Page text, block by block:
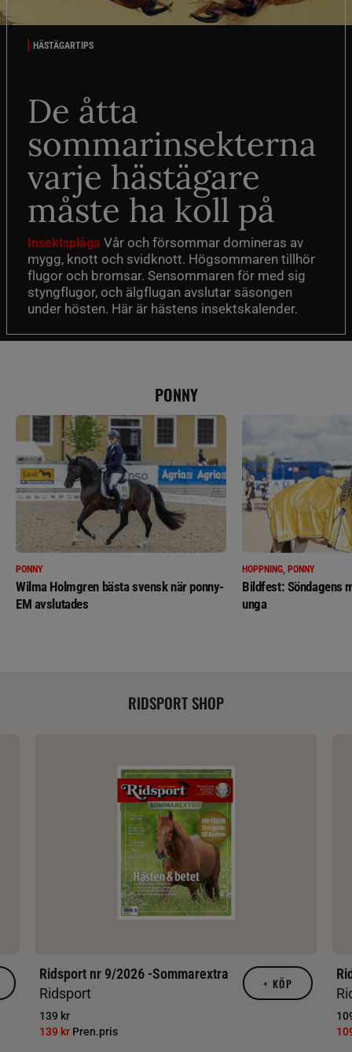
HÄSTÄGARTIPS
De åtta
sommarinsekterna
varje hästägare
måste ha koll på
Insektsplåga Vår och försommar domineras av
mygg, knott och svidknott. Högsommaren tillhör
flugor och bromsar. Sensommaren för med sig
styngflugor, och älgflugan avslutar säsongen
under hösten. Här är hästens insektskalender.
PONNY
PONNY
Wilma Holmgren bästa svensk när ponny-
EM avslutades
HOPPNING, PONNY
Bildfest: Söndagens
unga
RIDSPORT SHOP
Ridsport nr 9/2026 -Sommarextra
Ridsport
139 kr
139 kr Pren.pris
+ KÖP